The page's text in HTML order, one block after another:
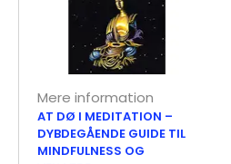
Mere information
AT DØ I MEDITATION –
DYBDEGÅENDE GUIDE TIL
MINDFULNESS OG